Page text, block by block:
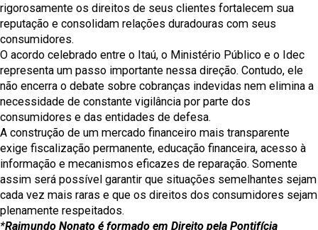
rigorosamente os direitos de seus clientes fortalecem sua
reputação e consolidam relações duradouras com seus
consumidores.
O acordo celebrado entre o Itaú, o Ministério Público e o Idec
representa um passo importante nessa direção. Contudo, ele
não encerra o debate sobre cobranças indevidas nem elimina a
necessidade de constante vigilância por parte dos
consumidores e das entidades de defesa.
A construção de um mercado financeiro mais transparente
exige fiscalização permanente, educação financeira, acesso à
informação e mecanismos eficazes de reparação. Somente
assim será possível garantir que situações semelhantes sejam
cada vez mais raras e que os direitos dos consumidores sejam
plenamente respeitados.
*Raimundo Nonato é formado em Direito pela Pontifícia